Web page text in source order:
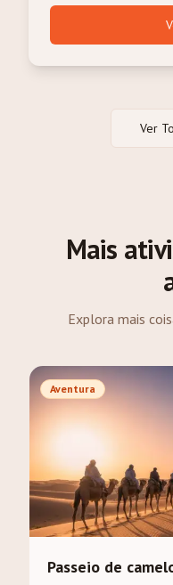
Ver
Mais
Explora mais
Aventura
Passeio de